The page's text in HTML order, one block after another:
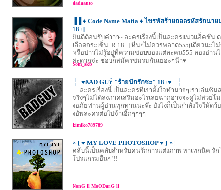
dadaauto
▐▐ ♦ Code Name Mafia ♦ ไขรหัสร้ายถอดรหัสรักนาย
18+]
ยินดีต้อนรับค่าาา~ ละครเรื่องนี้เป็นละครแนวแอ็คชั่น
เลือดกระเซ็น [R 18+] หื่นๆไม่ควรพลาด555(เดี๋ยวนะ
หรือป่าวไม่รู้อยู่ที่ความชอบของแต่ละคน555 ลองอ่าน
สะดวกจ่ะ ชอบก็สมัครชมรมกันเยอะๆน๊า♥
Som_skb
╬═♥ßAD GUÝ "ร้ายนักรักซะ" 18+♥═╬
.....ละครเรื่องนี้ เป็นละครที่เราตั้งใจทำมากๆเราเล่นซิ
จริงๆไม่ได้ลงภาคเสริมอะไรเลยฉากอาจจะดูไม่สวย
งอภ้ยท่านผู้อ่านทุกท่านนะจ๊ะ ยังไงก็เป็นกำลังใจให้ดว้
งอัพละครต่อไปจ้าเอิ้กๆๆๆๆ
kimiko789789
× { ♥ MY LOVE PHOTOSHOP ♥ } × ¦
คลับนี้เป็นคลับสำหรับคนรักการแต่งภาพ หาเทกนิค รั
โปรแกรมอื่นๆ '!!
NonG ll MoODanG ll